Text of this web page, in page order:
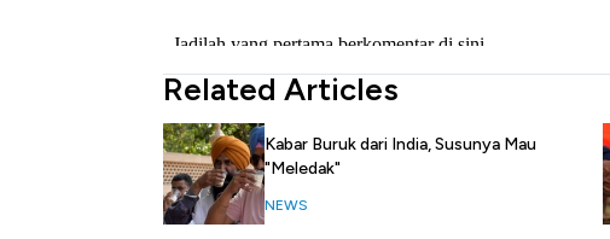
Related Articles
Kabar Buruk dari India, Susunya Mau
"Meledak"
NEWS